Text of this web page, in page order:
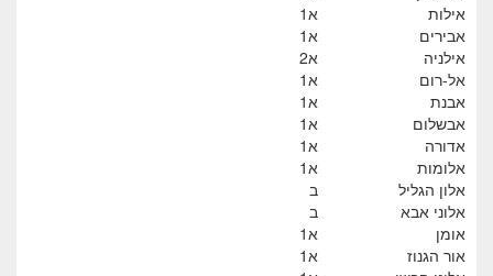
אילות
א1
אבירים
א1
אילניה
א2
אל-רום
א1
אבנת
א1
אבשלום
א1
אדורה
א1
אלומות
א1
אלון הגליל
ב
אלוני אבא
ב
אומן
א1
אור הגנוז
א1